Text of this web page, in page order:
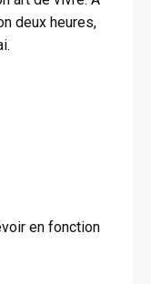
deux heures,
en fonction